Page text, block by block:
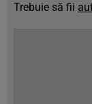
Trebuie să fii